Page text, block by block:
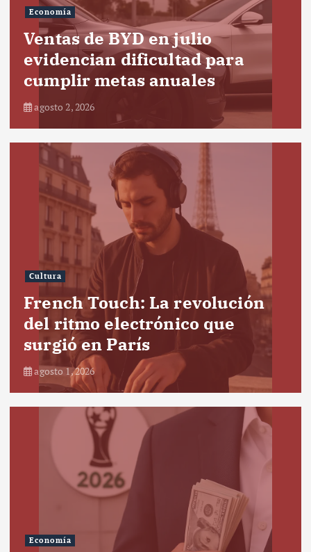
Economía
Ventas de BYD en julio
evidencian dificultad para
cumplir metas anuales
agosto 2, 2026
Cultura
French Touch: La revolución
del ritmo electrónico que
surgió en París
agosto 1, 2026
Economía